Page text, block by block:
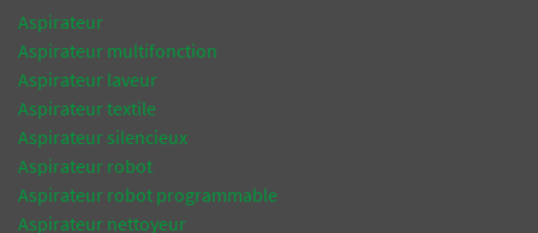
Aspirateur
Aspirateur multifonction
Aspirateur laveur
Aspirateur textile
Aspirateur silencieux
Aspirateur robot
Aspirateur robot programmable
Aspirateur nettoyeur